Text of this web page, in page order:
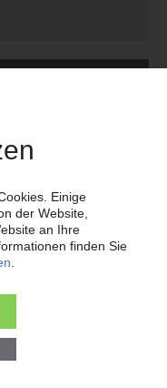
wissen müssen,
zum
Kunststoff-